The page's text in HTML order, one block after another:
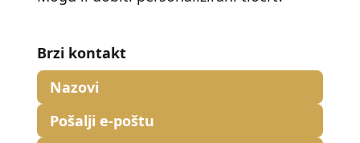
Brzi kontakt
Nazovi
Pošalji e-poštu